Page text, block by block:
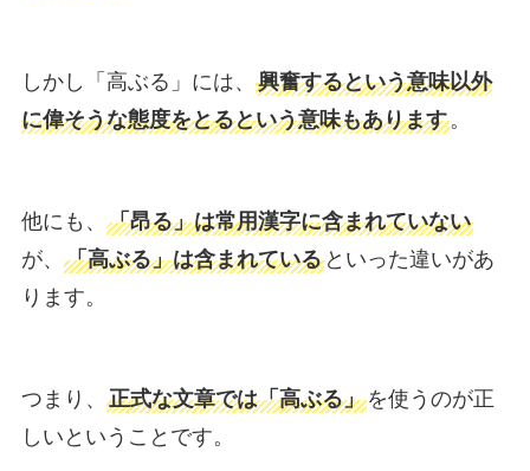
しかし「高ぶる」には、 興奮するという意味以外
に偉そうな態度をとるという意味もあります。
他にも、 「昂る」は常用漢字に含まれていない
が、 「高ぶる」は含まれているといった違いがあ
ります。
つまり、 正式な文章では「高ぶる」を使うのが正
しいということです。